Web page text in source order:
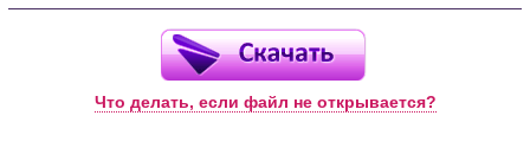
Что делать, если файл не открывается?